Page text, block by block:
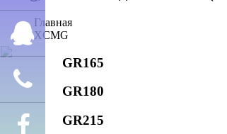
Главная
XCMG
GR165
GR180
GR215
лю
WeChat
QQ
Телефон